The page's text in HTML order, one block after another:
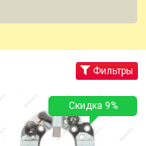
Фильтры
Скидка 9%